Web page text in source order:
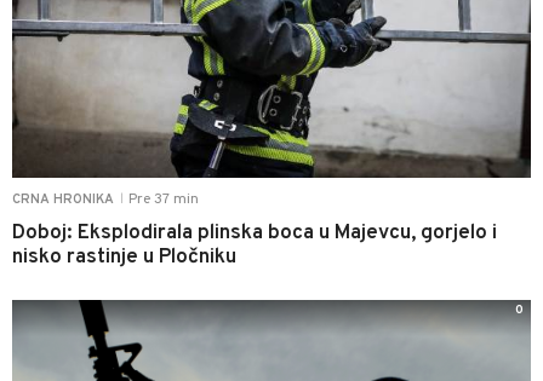
CRNA HRONIKA Pre 37 min
Doboj: Eksplodirala plinska boca u Majevcu, gorjelo i
nisko rastinje u Pločniku
0